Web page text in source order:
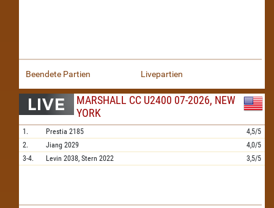
Beendete Partien Livepartien
MARSHALL CC U2400 07-2026, NEW
YORK
1. Prestia 2185
4,5/5
2.
Jiang 2029
4,0/5
3-4.
Levin 2038, Stern 2022 3,5/5